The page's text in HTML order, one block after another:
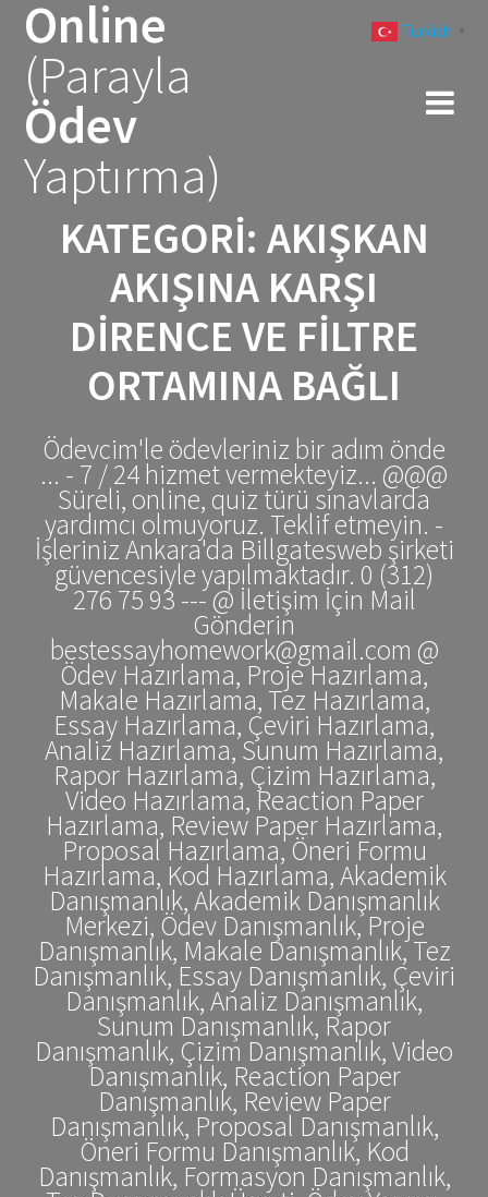
Online
(Parayla
Ödev
Yaptırma)
KATEGORI: AKIŞKAN
AKIŞINA KARŞI
DIRENCE VE FILTRE
ORTAMINA BAĞLI
Ödevcim'le ödevleriniz bir adım önde
... - 7 / 24 hizmet vermekteyiz... @@@
Süreli, online, quiz türü sınavlarda
yardımcı olmuyoruz. Teklif etmeyin. -
İşleriniz Ankara'da Billgatesweb şirketi
güvencesiyle yapılmaktadır. 0 (312)
276 75 93 --- @ İletişim İçin Mail
Gönderin
bestessayhomework@gmail.com @
Ödev Hazırlama, Proje Hazırlama,
Makale Hazırlama, Tez Hazırlama,
Essay Hazırlama, Çeviri Hazırlama,
Analiz Hazırlama, Sunum Hazırlama,
Rapor Hazırlama, Çizim Hazırlama,
Video Hazırlama, Reaction Paper
Hazırlama, Review Paper Hazırlama,
Proposal Hazırlama, Öneri Formu
Hazırlama, Kod Hazırlama, Akademik
Danışmanlık, Akademik Danışmanlık
Merkezi, Ödev Danışmanlık, Proje
Danışmanlık, Makale Danışmanlık, Tez
Danışmanlık, Essay Danışmanlık, Çeviri
Danışmanlık, Analiz Danışmanlık,
Sunum Danışmanlık, Rapor
Danışmanlık, Çizim Danışmanlık, Video
Danışmanlık, Reaction Paper
Danışmanlık, Review Paper
Danışmanlık, Proposal Danışmanlık,
Öneri Formu Danışmanlık, Kod
Danışmanlık, Formasyon Danışmanlık,
Turkish ▼